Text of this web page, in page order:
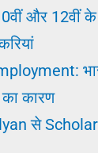
और 12वीं के
का कारण
से